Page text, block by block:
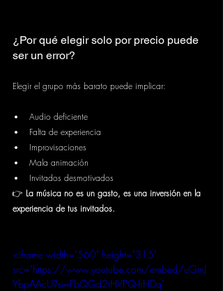
¿Por qué elegir solo por precio puede
ser un error?
Elegir el grupo más barato puede implicar:
Audio deficiente
Falta de experiencia
Improvisaciones
Mala animación
Invitados desmotivados
👉 La música no es un gasto, es una inversión en la
experiencia de tus invitados.
<iframe width="560" height="315"
src="https://www.youtube.com/embed/uGmJ
YbpAAcU?si=FbQGd2tHVPQ-hHDq"